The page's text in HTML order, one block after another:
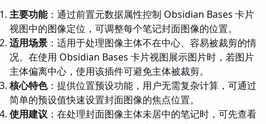
主要功能：通过前置元数据属性控制 Obsidian Bases 卡片
视图中的图像定位，可调整每个笔记封面图像的位置。
适用场景 ：适用于处理图像主体不在中心、容易被裁剪的情
况。在使用 Obsidian Bases 卡片视图展示图片时，若图片
主体偏离中心，使用该插件可避免主体被裁剪。
核心特色：提供位置预设功能，用户无需复杂计算，可通过
简单的预设值快速设置封面图像的焦点位置。
使用建议 ：在处理封面图像主体未居中的笔记时，可先查看